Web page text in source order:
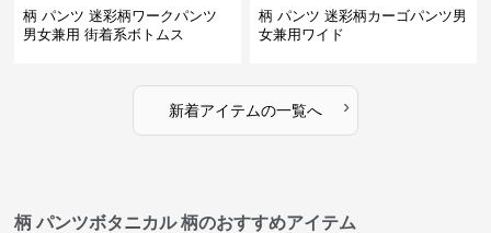
柄 パンツ 迷彩柄ワークパンツ
男女兼用 街着系ボトムス
柄 パンツ 迷彩柄カーゴパンツ男
女兼用ワイド
新着アイテムの一覧へ ›
柄 パンツボタニカル 柄のおすすめアイテム